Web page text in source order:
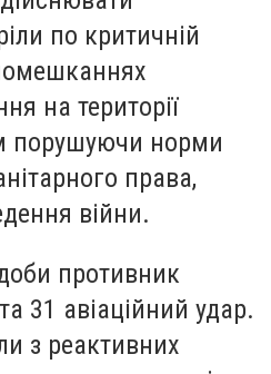
по критичній
на території
порушуючи норми
права,
війни.
противник
31 авіаційний удар.
з реактивних